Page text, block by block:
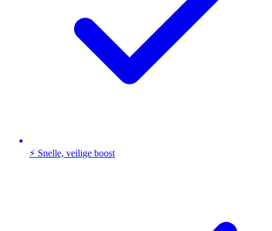
⚡ Snelle, veilige boost